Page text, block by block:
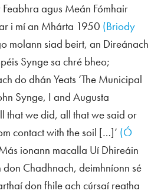
agus Meán Fómhair
i mí an Mhárta 1950 (Briody
molann siad beirt, an Direánach
Synge sa chré bheo;
do dhán Yeats ‘The Municipal
Synge, I and Augusta
we did, all that we said or
contact with the soil […]’ (Ó
ionann macalla Uí Dhireáin
Chadhnach, deimhníonn sé
don fhile ach cúrsaí reatha